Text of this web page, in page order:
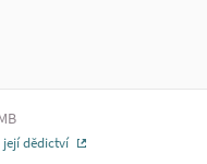
její dědictví